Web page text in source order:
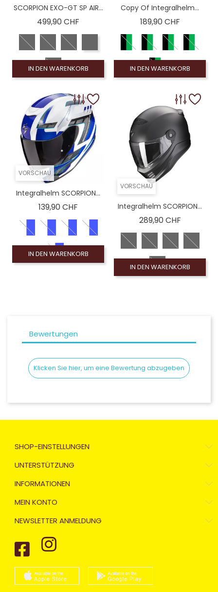
SCORPION EXO-GT SP AIR...
499,90 CHF
IN DEN WARENKORB
Copy Of Integralhelm...
189,90 CHFPreis
IN DEN WARENKORB
VORSCHAU
Integralhelm SCORPION...
139,90 CHF
IN DEN WARENKORB
VORSCHAU
Integralhelm SCORPION...
289,90 CHFPreis
IN DEN WARENKORB
Bewertungen
Klicken Sie hier, um eine Bewertung abzugeben
SHOP-EINSTELLUNGEN
UNTERSTÜTZUNG
INFORMATIONEN
MEIN KONTO
NEWSLETTER ANMELDUNG